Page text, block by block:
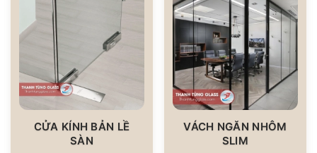
CỬA KÍNH BẢN LỀ
SÀN
VÁCH NGĂN NHÔM
SLIM